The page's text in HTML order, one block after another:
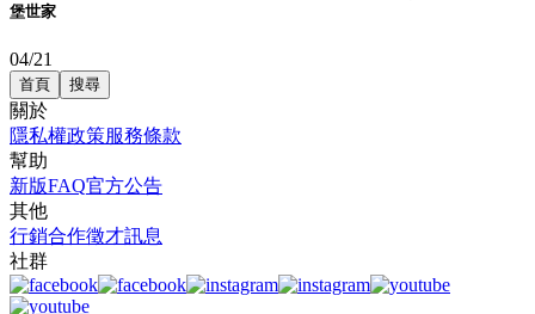
堡世家
04/21
首頁 搜尋
關於
隱私權政策服務條款
幫助
新版FAQ官方公告
其他
行銷合作徵才訊息
社群